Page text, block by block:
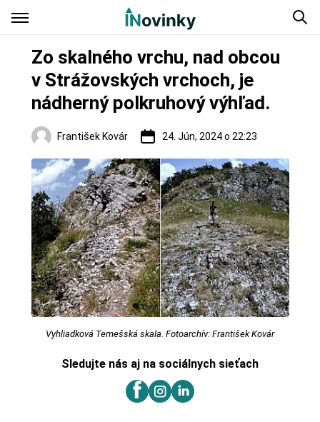
Zo skalného vrchu, nad obcou
v Strážovských vrchoch, je
nádherný polkruhový výhľad.
František Kovár 24. Jún, 2024 o 22:23
Regióny
Vyhliadková Temešská skala. Fotoarchív: František Kovár
Sledujte nás aj na sociálnych sieťach